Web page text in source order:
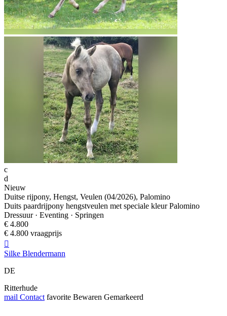
c
d
Nieuw
Duitse rijpony, Hengst, Veulen (04/2026), Palomino
Duits paardrijpony hengstveulen met speciale kleur Palomino
Dressuur · Eventing · Springen
€ 4.800
€ 4.800 vraagprijs

Silke Blendermann
DE
Ritterhude
mail Contact favorite Bewaren Gemarkeerd